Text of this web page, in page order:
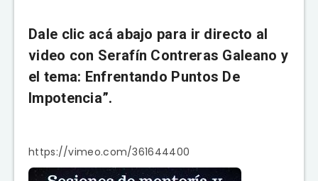
Dale clic acá abajo para ir directo al
video con Serafín Contreras Galeano y
el tema: Enfrentando Puntos De
Impotencia”.
https://vimeo.com/361644400